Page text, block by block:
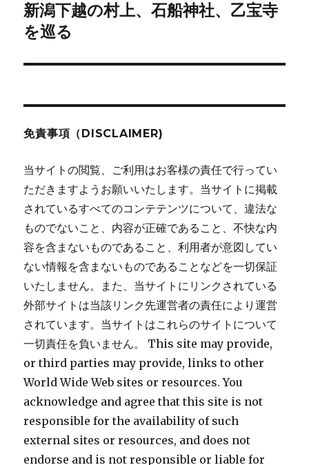
ー
シ
ン
次
の
稿:
新潟下越の村上、石船神社、乙宝寺
を巡る
免責事項（DISCLAIMER)
当サイトの閲覧、ご利用はお客様の責任で行ってい
ただきますようお願いいたします。当サイトに掲載
されているすべてのコンテテンツについて、違法な
ものでないこと、内容が正確であること、不快な内
容を含まないものであること、利用者が意図してい
ない情報を含まないものであることなどを一切保証
いたしません。また、当サイトにリンクされている
外部サイトは当該リンク先運営者の責任により運営
されています。当サイトはこれらのサイトについて
一切責任を負いません。 This site may provide,
or third parties may provide, links to other
World Wide Web sites or resources. You
acknowledge and agree that this site is not
responsible for the availability of such
external sites or resources, and does not
endorse and is not responsible or liable for